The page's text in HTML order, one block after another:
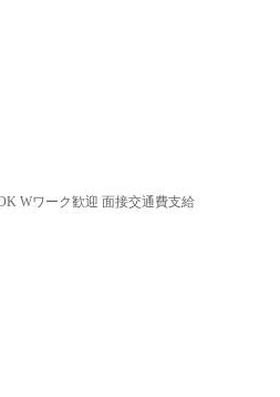
Wワーク歓迎 面接交通費支給